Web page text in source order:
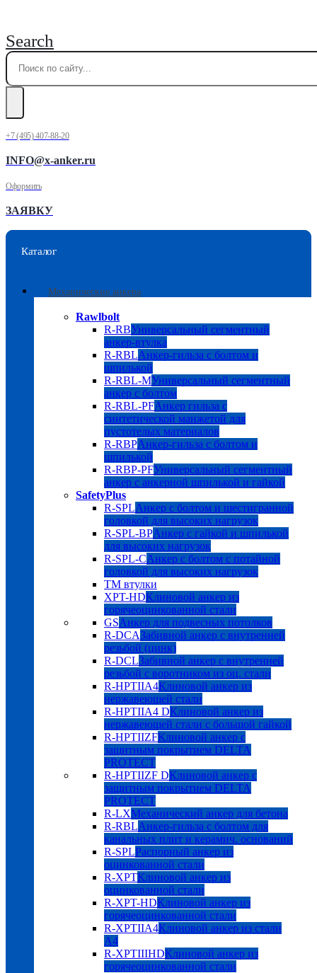
Search
+7 (495) 407-88-20
INFO@x-anker.ru
Оформить
ЗАЯВКУ
Каталог
Механические анкера
Rawlbolt
R-RBУниверсальный сегментный
анкер-втулка
R-RBLАнкер-гильза с болтом и
шпилькой
R-RBL-MУниверсальный сегментный
анкер с болтом
R-RBL-PFАнкер гильза с
синтетической манжетой для
пустотелых материалов
R-RBPАнкер-гильза с болтом и
шпилькой
R-RBP-PFУниверсальный сегментный
анкер с анкерной шпилькой и гайкой
SafetyPlus
R-SPLАнкер с болтом и шестигранной
головкой для высоких нагрузок
R-SPL-BPАнкер с гайкой и шпилькой
для высоких нагрузок
R-SPL-CАнкер с болтом с потайной
головкой для высоких нагрузок
TM втулки
XPT-HDКлиновой анкер из
горячеоцинкованной стали
GSАнкер для подвесных потолков
R-DCAЗабивной анкер с внутренней
резьбой (цинк)
R-DCLЗабивной анкер с внутренней
резьбой с воротником из оц. стали
R-HPTIIA4Клиновой анкер из
нержавеющей стали
R-HPTIIA4 DКлиновой анкер из
нержавеющей стали с большой гайкой
R-HPTIIZFКлиновой анкер с
защитным покрытием DELTA
PROTECT
R-HPTIIZF DКлиновой анкер с
защитным покрытием DELTA
PROTECT
R-LXМеханический анкер для бетона
R-RBLАнкер-гильза с болтом для
канальных плит и керамич. оснований
R-SPLРаспорный анкер из
оцинкованной стали
R-XPTКлиновой анкер из
оцинкованной стали
R-XPT-HDКлиновой анкер из
горячеоцинкованной стали
R-XPTIIA4Клиновой анкер из стали
А4
R-XPTIIIHDКлиновой анкер из
горячеоцинкованной стали